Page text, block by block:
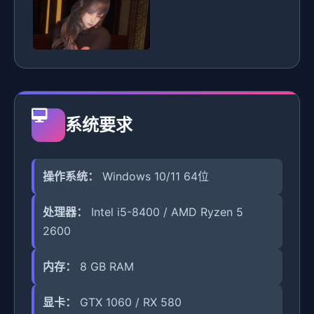
系统要求
操作系统： Windows 10/11 64位
处理器：
Intel i5-8400 / AMD Ryzen 5
2600
内存： 8 GB RAM
显卡： GTX 1060 / RX 580